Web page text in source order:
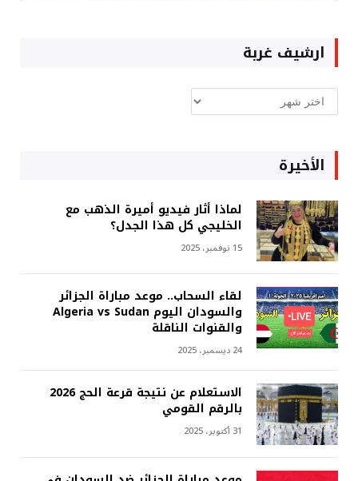
ارشيف غربة
ارشيف
غربة
الأخيرة
لماذا أثار فيديو أميرة الذهب مع
الخليجي كل هذا الجدل؟
15 نوفمبر، 2025
لقاء السحاب.. موعد مباراة الجزائر
والسودان اليوم Algeria vs Sudan
والقنوات الناقلة
24 ديسمبر، 2025
الاستعلام عن نتيجة قرعة الحج 2026
بالرقم القومي
31 أكتوبر، 2025